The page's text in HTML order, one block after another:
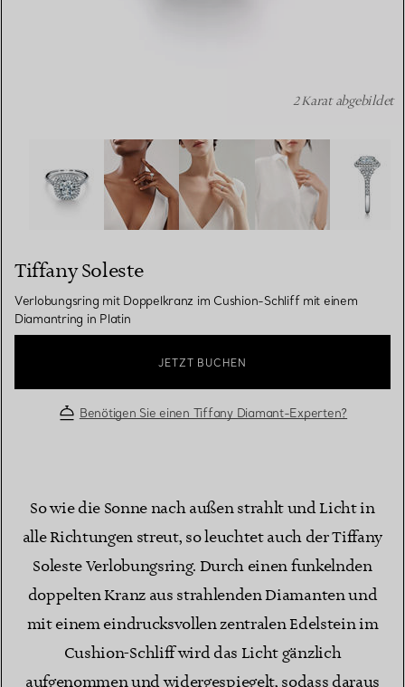
Tiffany Soleste: Verlobungsring mit Doppelkranz im
2 Karat abgebildet
Tiffany Soleste
Verlobungsring mit Doppelkranz im Cushion-Schliff mit einem
Diamantring in Platin
JETZT BUCHEN
Benötigen Sie einen Tiffany Diamant-Experten?
So wie die Sonne nach außen strahlt und Licht in
alle Richtungen streut, so leuchtet auch der Tiffany
Soleste Verlobungsring. Durch einen funkelnden
doppelten Kranz aus strahlenden Diamanten und
mit einem eindrucksvollen zentralen Edelstein im
Cushion-Schliff wird das Licht gänzlich
aufgenommen und widergespiegelt, sodass daraus